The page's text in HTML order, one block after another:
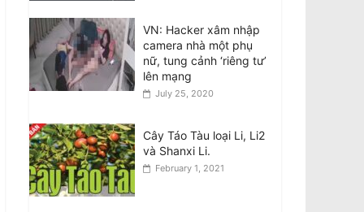
bắt giữ tác giả
August 9, 2026
Vietnam Accused Of
Reviving Crackdown
August 9, 2026
VN: Hacker xâm nhập
camera nhà một phụ
nữ, tung cảnh ‘riêng tư’
lên mạng
July 25, 2020
Cây Táo Tàu loại Li, Li2
và Shanxi Li.
February 1, 2021